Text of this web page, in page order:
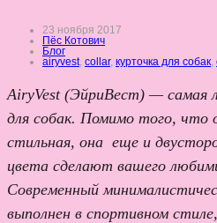
23 ноября 2017
Пёс Котович
Блог
airyvest, collar, курточка для собак
AiryVest (ЭйриВест) — самая
для собак. Помимо того, что
стильная, она еще и
цвета сделают вашего
Современный
выполнен в спортивном